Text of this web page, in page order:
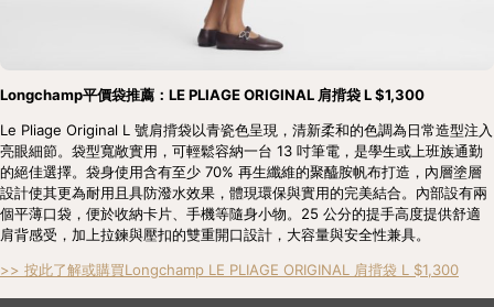
Longchamp平價袋推薦：LE PLIAGE ORIGINAL 肩揹袋 L $1,300
Le Pliage Original L 號肩揹袋以青瓷色呈現，清新柔和的色調為日常造型注入
亮眼細節。袋型寬敞實用，可輕鬆容納一台 13 吋筆電，是學生或上班族通勤
的絕佳選擇。袋身使用含有至少 70% 再生纖維的聚醯胺帆布打造，內層塗層
設計使其更為耐用且具防潑水效果，體現環保與實用的完美結合。內部設有兩
個平薄口袋，便於收納卡片、手機等隨身小物。25 公分的提手高度提供舒適
肩背感受，加上拉鍊與壓扣的雙重開口設計，大容量與安全性兼具。
>> 按此了解或購買Longchamp LE PLIAGE ORIGINAL 肩揹袋 L $1,300